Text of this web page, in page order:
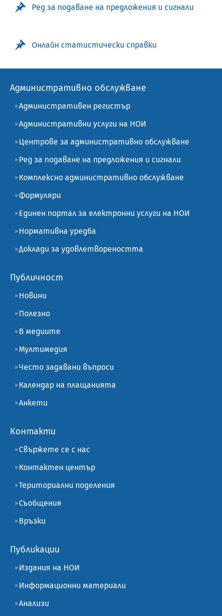
Ред за подаване на предложения и сигнали
Онлайн статистически справки
Административно обслужване
Административен регистър
Административни услуги на НОИ
Центрове за административно обслужване
Ред за подаване на предложения и сигнали
Комплексно административно обслужване
Формуляри
Единен портал за електронни услуги на НОИ
Нормативна уредба
Доклади за удовлетвореността
Публичност
Новини
Полезно
В медиите
Мултимедия
Често задавани въпроси
Календар на плащанията
Анкети
Контакти
Свържете се с нас
Контактен център
Териториални поделения
Съобщения
Връзки
Публикации
Издания на НОИ
Информационни материали
Анализи